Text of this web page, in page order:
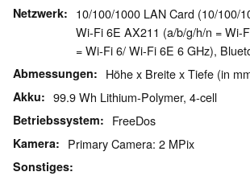
Netzwerk
10/100/1000 LAN Card (10/100/
Wi-Fi 6E AX211 (a/b/g/h/n = Wi-
= Wi-Fi 6/ Wi-Fi 6E 6 GHz),
Abmessungen Höhe x Breite x Tiefe (in
Akku 99.9 Wh Lithium-Polymer, 4-cell
Betriebssystem FreeDos
Kamera Primary Camera: 2 MPix
Sonstiges